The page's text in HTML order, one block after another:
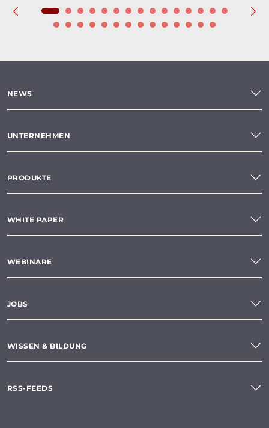
NEWS
UNTERNEHMEN
PRODUKTE
WHITE PAPER
WEBINARE
JOBS
WISSEN & BILDUNG
RSS-FEEDS